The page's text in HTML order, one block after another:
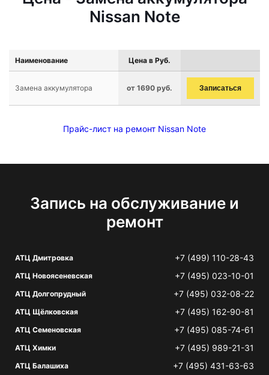
Nissan Note
Наименование Цена в Руб.
Замена аккумулятора от 1690 руб. Записаться
Прайс-лист на ремонт Nissan Note
Запись на обслуживание и
ремонт
АТЦ Дмитровка +7 (499) 110-28-43
АТЦ Новоясеневская +7 (495) 023-10-01
АТЦ Долгопрудный +7 (495) 032-08-22
АТЦ Щёлковская +7 (495) 162-90-81
АТЦ Семеновская +7 (495) 085-74-61
АТЦ Химки +7 (495) 989-21-31
АТЦ Балашиха +7 (495) 431-63-63